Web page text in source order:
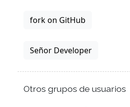
fork on GitHub
Señor Developer
Otros grupos de usuarios